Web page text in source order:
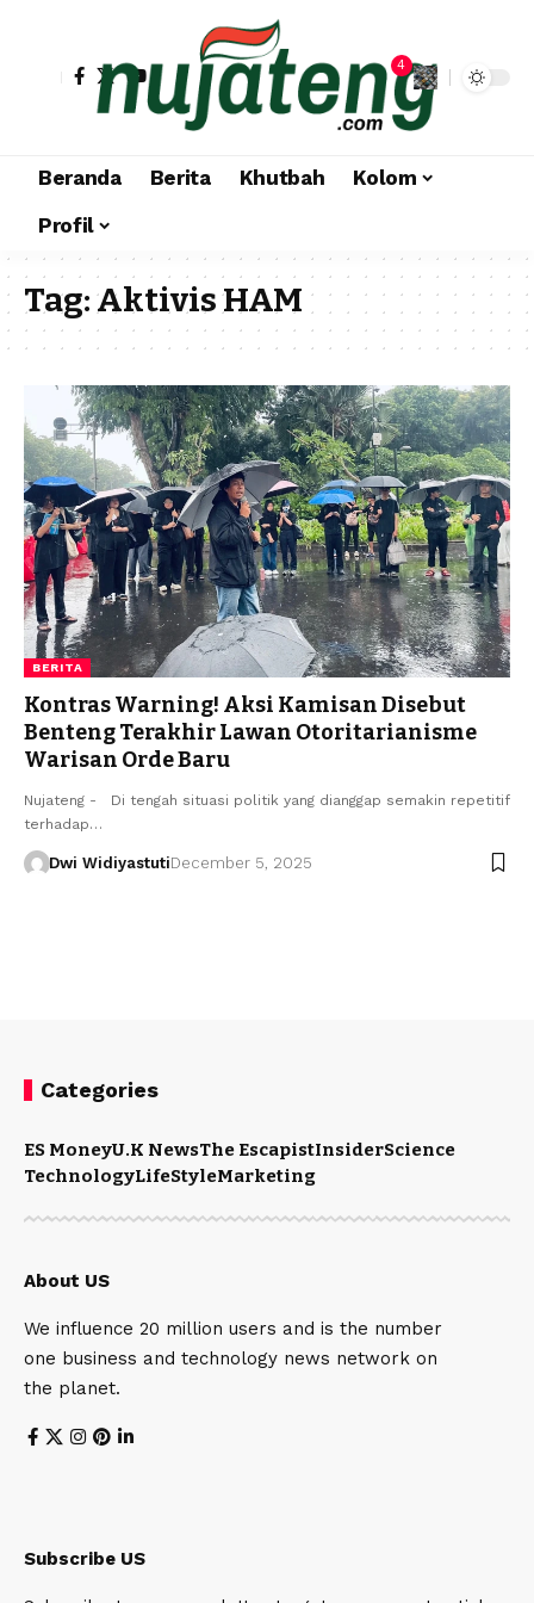
4
Beranda Berita Khutbah
Kolom
Profil
Tag:Aktivis HAM
BERITA
Kontras Warning! Aksi Kamisan Disebut
Benteng Terakhir Lawan Otoritarianisme
Warisan Orde Baru
Nujateng - Di tengah situasi politik yang dianggap semakin repetitif
terhadap…
Dwi WidiyastutiDecember 5, 2025
Categories
ES MoneyU.K NewsThe EscapistInsiderScience
TechnologyLifeStyleMarketing
About US
We influence 20 million users and is the number
one business and technology news network on
the planet.
Subscribe US